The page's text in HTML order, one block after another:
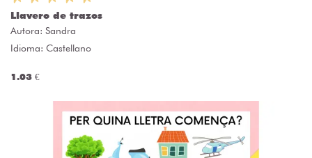
Llavero de trazos
Autora: Sandra
Idioma: Castellano
1.03 €